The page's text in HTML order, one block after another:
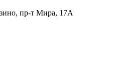
пр-т Мира, 17А